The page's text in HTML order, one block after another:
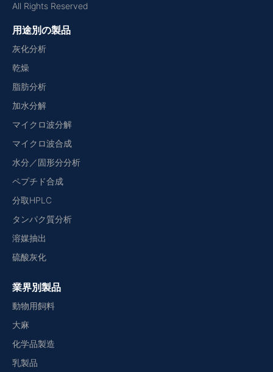
All Rights Reserved
用途別の製品
灰化分析
乾燥
脂肪分析
加水分解
マイクロ波分解
マイクロ波合成
水分／固形分分析
ペプチド合成
分取HPLC
タンパク質分析
溶媒抽出
硫酸灰化
業界別製品
動物用飼料
大麻
化学品製造
乳製品